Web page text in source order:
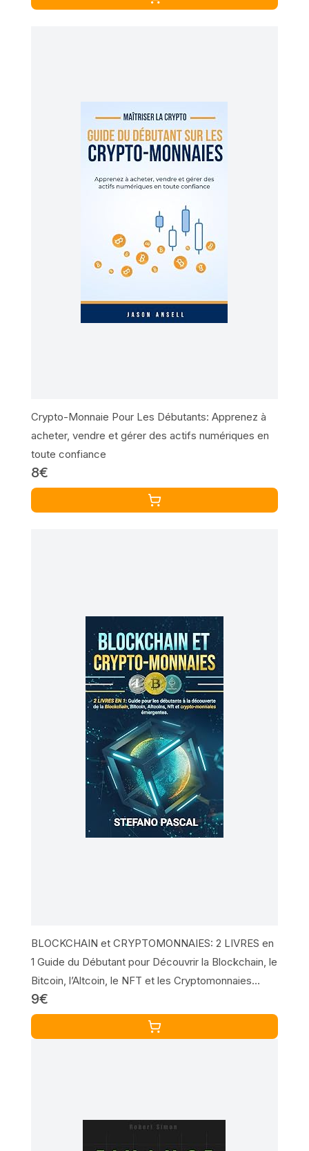
Crypto-Monnaie Pour Les Débutants: Apprenez à
acheter, vendre et gérer des actifs numériques en
toute confiance
8€
BLOCKCHAIN et CRYPTOMONNAIES: 2 LIVRES en
1 Guide du Débutant pour Découvrir la Blockchain, le
Bitcoin, l’Altcoin, le NFT et les Cryptomonnaies
Émergentes
9€